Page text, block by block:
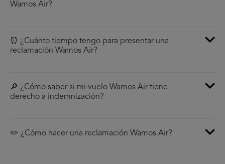
Wamos Air?
⏰ ¿Cuánto tiempo tengo para presentar una
reclamación Wamos Air?
🔎 ¿Cómo saber si mi vuelo Wamos Air tiene
derecho a indemnización?
✏️ ¿Cómo hacer una reclamación Wamos Air?